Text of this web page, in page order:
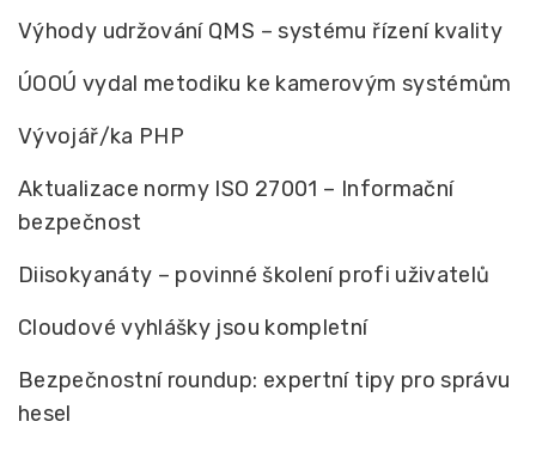
Výhody udržování QMS – systému řízení kvality
ÚOOÚ vydal metodiku ke kamerovým systémům
Vývojář/ka PHP
Aktualizace normy ISO 27001 – Informační
bezpečnost
Diisokyanáty – povinné školení profi uživatelů
Cloudové vyhlášky jsou kompletní
Bezpečnostní roundup: expertní tipy pro správu
hesel